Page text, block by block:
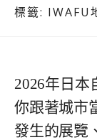
標籤: IWAFU
2026年日本
你跟著城市
發生的展覽